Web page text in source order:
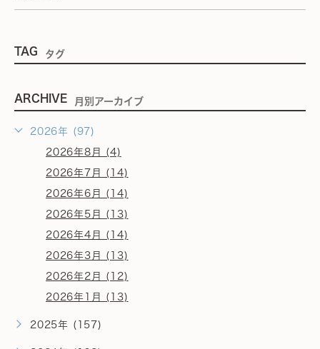
TAG タグ
ARCHIVE 月別アーカイブ
2026年 (97)
2026年8月 (4)
2026年7月 (14)
2026年6月 (14)
2026年5月 (13)
2026年4月 (14)
2026年3月 (13)
2026年2月 (12)
2026年1月 (13)
2025年 (157)